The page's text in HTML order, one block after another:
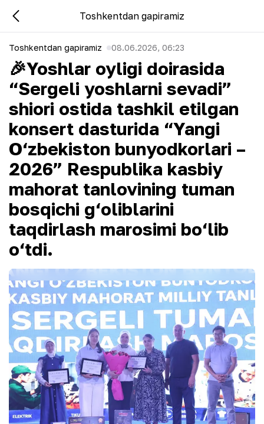
Toshkentdan gapiramiz
Toshkentdan gapiramiz 08.06.2026, 06:23
🎉Yoshlar oyligi doirasida
“Sergeli yoshlarni sevadi”
shiori ostida tashkil etilgan
konsert dasturida “Yangi
O‘zbekiston bunyodkorlari –
2026” Respublika kasbiy
mahorat tanlovining tuman
bosqichi g‘oliblarini
taqdirlash marosimi bo‘lib
o‘tdi.